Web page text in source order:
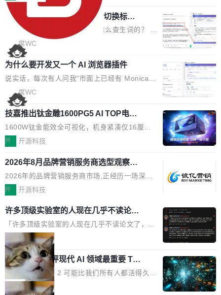
页 UI 展示效果，提升页面使用体验。 优化防切
屏提醒规则，调整为每次切屏均触发提示，提升
考试规范性。 优化登录状...
理、合同管理、项目管理、任务管理等功能模
块。系统简约，易于功能扩展，方便二次开发，
可以用来做日常 OA，CRM，ERP，业务管理等
系统。 勾股OA6.0.2版本主要是对勾股OA 6第
一个大版本发布的部分功能细节优化和bug问题
修复的版本，具体更新日志如下： 1、补全新版
本的各个审批类型的审批单导出 2、优化各个审
了:不再是争抢关键词排名,而是想办法进入AI脱
口而出的那个答案。"GEO公司推荐"这个搜索词
背后,折射的是企业面对新兴服务赛道时的集体困
惑——该信谁、看什么、怎么选。 据易观分析
《中国GEO市场产业图谱》数据,2026年中国GE
O行业规模预计达942亿元,同比增长169.7%。G
artner同期预测,传统搜索引擎访问量年内将下滑
25%,AI载体流量占比突破40%;埃森哲2025年中
国消费者调研则指出,37%的用户在有明确购买需
求时倾向于先问AI。几组数据指向一致:GEO已
从营销"加分项"变成品牌在AI时...
任意网页划词 AI 问答：不用切换标签页
的效率秘诀
看英文技术文档的时候，你是怎么查生词的？ 我
猜大多数人的流程是：选中单词 → Ctrl+C → 切
到翻译标签页 → Ctrl+V → 看翻译 → 切回原
文。遇到不懂的代码片段，再切到 ChatGPT 问
一下。来回切换几次，思路早断了。 今天介绍的
开源 Chrome 扩展 AI Helper，有一个划词浮动
工具栏功能，能让你在任意网页选中文本就直接
用 AI，完全不用切换标签页。 划词工具栏是什
么 安装 AI Helper 后，在任意网页选中文本，选
区旁边会自动浮现一个工具栏： 工具 功能 典型
场景 AI 搜索 联网搜索相关信息 看到陌生概念，
想快速了解背景 解释 让 AI 解释选中文本 读到
费解...
席WC
为什么要开发又一个 AI 浏览器插件
说实话，每次有人问我"市面上已经有 Monica、
Sider、Copilot for Chrome 这些 AI 浏览器插件
了，你为什么还要再做一个"，我都觉得这个问题
问得好。 因为我自己也是从用户变成开发者的。
现有产品的天花板 我用过不少 AI 浏览器插件。
刚开始觉得都挺好——选中一段文字，弹出解
要。但用久了你会发现，它们本质上都是同一类
东西：一个带网页上下文的聊天框。 它们能读取
页面的文本，然后把文本丢给大模型，再返回一
段回答。仅此而已。 这当然有用，但总觉得差点
意思。比如我在一个后台管理系统里，需要填50
个表单字段，每个字段还有联动逻辑；比如我
想...
席WC
技嘉推出钛金雕1600PG5 AI TOP电
源：为发烧级主机与本地AI算力打造旗
舰供电方案
1600W钛金能效全可视化，机身紧凑仅16厘米
继2026台北电脑展首度亮相后，技嘉科技近日正
电源专为发烧级DIY主机与本地AI算力平台打
造，整机长度仅16厘米，提供1600W额定功率
与80PLUS钛金能效；支持ATX 3.1与PCIe 5.1
实时LCD监控屏，可充分满足当下高阶PC主机
的严苛使用需求。 澎湃功率，紧凑机身 钛金雕1
600PG5 AI TOP具备强悍输出功率，同时实现
机身尺寸大幅精简。整机长度仅16厘米，属于同
功率段机身尺寸十分紧凑的1600W电源产品。小
巧机身有效提升市面主流标准A...
开 开源科技
2026年8月品牌营销服务商选型观察：
从流量思维到品牌资产思维的范式转移
2026年的品牌营销服务商市场,正经历一场深刻
的价值重构。全球全案品牌代理机构市场从2025
复合增长率达5.44%,预计2032年将突破120亿美
元。数字广告与公共关系相关服务市场更是从20
25年的8463亿美元扩张至2026年的8763亿美
元。数字的背后是一个清晰的事实——品牌对专
业化营销服务的需求从未如此迫切。 但市场扩容
的同时,服务商的竞争逻辑正在改变。2026年Top
Agency年度合辑的观察指出,“产品”这个离消费
开 开源科技
许多顶级实验室的人现在几乎不读论文
了
「许多顶级实验室的人现在几乎不读论文了，而
且他们认为 ICLR/ICML/NeurIPS 充斥着大量过
度宣传和欺诈。」 OpenAI 研究员 Keller Jorda
n 这条推文引发了广泛讨论。他不是在说风凉
话，他是说出了一个圈内人尽皆知但很少公开捅
破的事实。 Jordan 随后补充了一句软化声明：
局
xAI 前工程师评现代 AI 领域最重要 Top
3 开源项目
Flash Attention 2 可能比我们所有人都活得久。
这句话不是来自某个技术博客，而是出自 Hieu
局